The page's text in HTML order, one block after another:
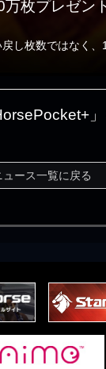
枚プレゼン
枚数ではなく、
ュース一覧に戻る